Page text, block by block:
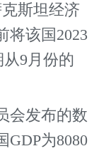
斯坦经济
将该国2023
9月份的
发布的数
GDP为8080